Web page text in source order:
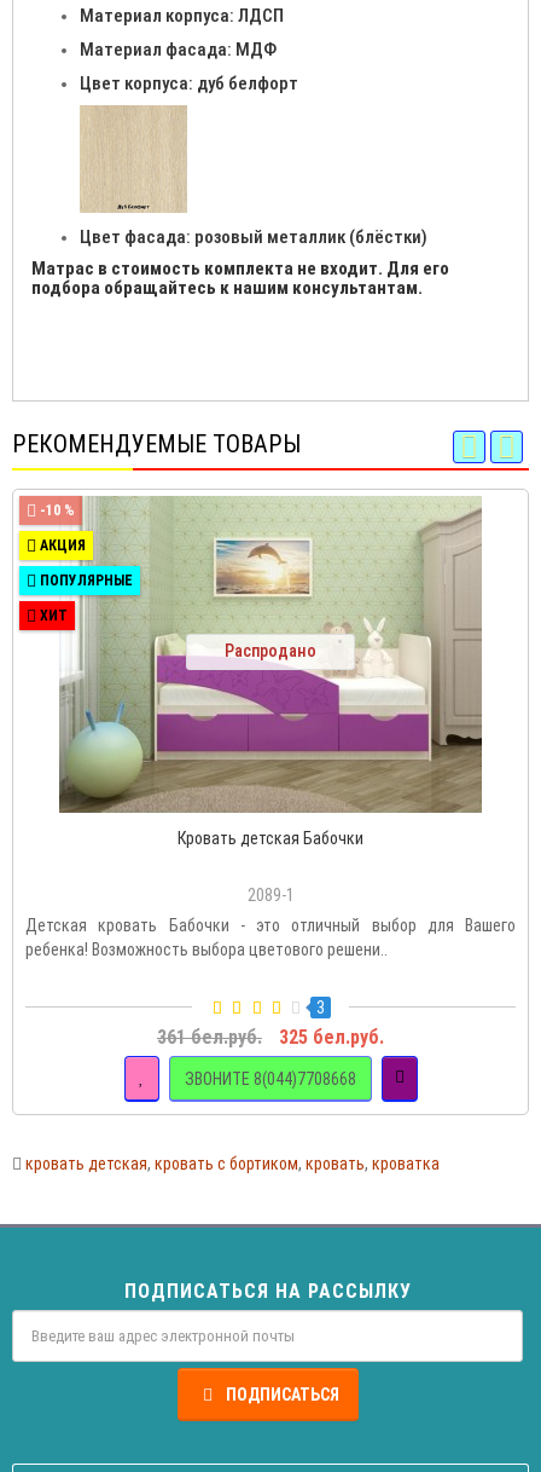
Материал корпуса: ЛДСП
Материал фасада: МДФ
Цвет корпуса: дуб белфорт
Цвет фасада: розовый металлик (блёстки)
Матрас в стоимость комплекта не входит. Для его
подбора обращайтесь к нашим консультантам.
РЕКОМЕНДУЕМЫЕ ТОВАРЫ
-10 %
АКЦИЯ
ПОПУЛЯРНЫЕ
ХИТ
Распродано
Кровать детская Бабочки
2089-1
Детская кровать Бабочки - это отличный выбор для Вашего
ребенка! Возможность выбора цветового решени..
3
361 бел.руб. 325 бел.руб.
ЗВОНИТЕ 8(044)7708668
кровать детская, кровать с бортиком, кровать, кроватка
ПОДПИСАТЬСЯ НА РАССЫЛКУ
ПОДПИСАТЬСЯ